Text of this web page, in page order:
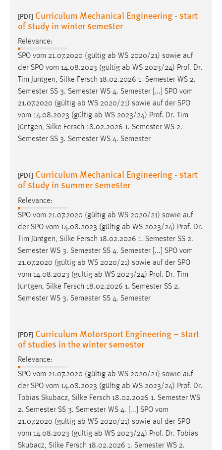
[PDF] Curriculum Mechanical Engineering - start
of study in winter semester
Relevance:
SPO vom 21.07.2020 (gültig ab WS 2020/21) sowie auf
der SPO vom 14.08.2023 (gültig ab WS 2023/24) Prof. Dr.
Tim Jüntgen, Silke Fersch 18.02.2026 1. Semester WS 2.
Semester SS 3. Semester WS 4. Semester [...] SPO vom
21.07.2020 (gültig ab WS 2020/21) sowie auf der SPO
vom 14.08.2023 (gültig ab WS 2023/24) Prof. Dr. Tim
Jüntgen, Silke Fersch 18.02.2026 1. Semester WS 2.
Semester SS 3. Semester WS 4. Semester
[PDF] Curriculum Mechanical Engineering - start
of study in summer semester
Relevance:
SPO vom 21.07.2020 (gültig ab WS 2020/21) sowie auf
der SPO vom 14.08.2023 (gültig ab WS 2023/24) Prof. Dr.
Tim Jüntgen, Silke Fersch 18.02.2026 1. Semester SS 2.
Semester WS 3. Semester SS 4. Semester [...] SPO vom
21.07.2020 (gültig ab WS 2020/21) sowie auf der SPO
vom 14.08.2023 (gültig ab WS 2023/24) Prof. Dr. Tim
Jüntgen, Silke Fersch 18.02.2026 1. Semester SS 2.
Semester WS 3. Semester SS 4. Semester
[PDF] Curriculum Motorsport Engineering – start
of studies in the winter semester
Relevance:
SPO vom 21.07.2020 (gültig ab WS 2020/21) sowie auf
der SPO vom 14.08.2023 (gültig ab WS 2023/24) Prof. Dr.
Tobias Skubacz, Silke Fersch 18.02.2026 1. Semester WS
2. Semester SS 3. Semester WS 4. [...] SPO vom
21.07.2020 (gültig ab WS 2020/21) sowie auf der SPO
vom 14.08.2023 (gültig ab WS 2023/24) Prof. Dr. Tobias
Skubacz, Silke Fersch 18.02.2026 1. Semester WS 2.